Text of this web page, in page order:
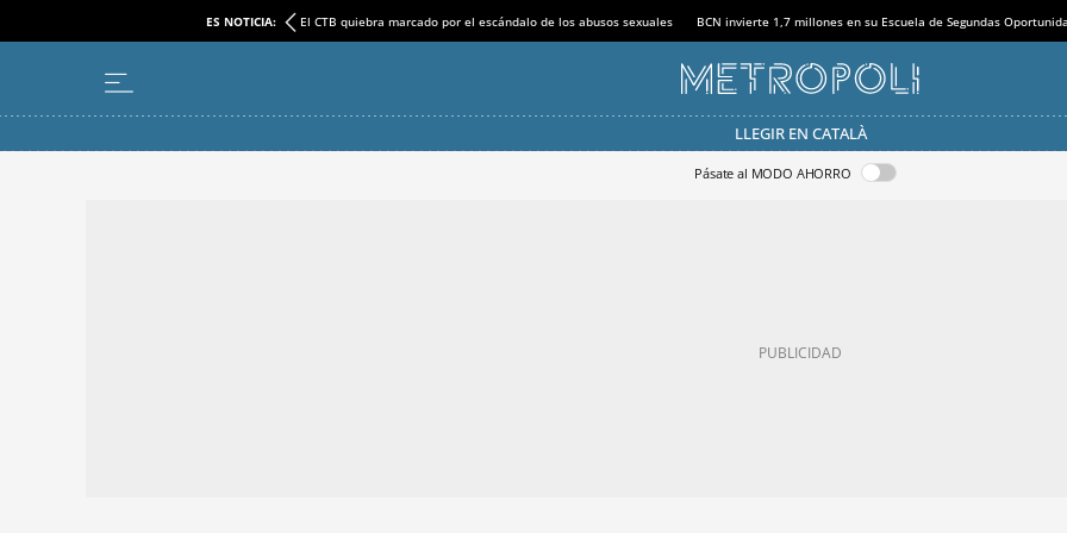
ES NOTICIA: El CTB quiebra marcado por el escándalo de los abusos sexuales BCN invierte 1,7 millones en su Escuela de Segundas
LLEGIR EN CATALÀ
Pásate al MODO AHORRO